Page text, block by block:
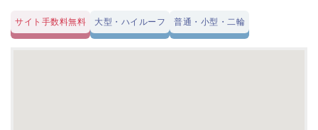
サイト手数料無料 大型・ハイルーフ 普通・小型・二輪